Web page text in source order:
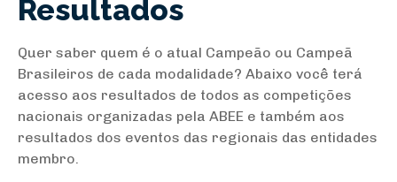
Resultados
Quer saber quem é o atual Campeão ou Campeã
Brasileiros de cada modalidade? Abaixo você terá
acesso aos resultados de todos as competições
nacionais organizadas pela ABEE e também aos
resultados dos eventos das regionais das entidades
membro.